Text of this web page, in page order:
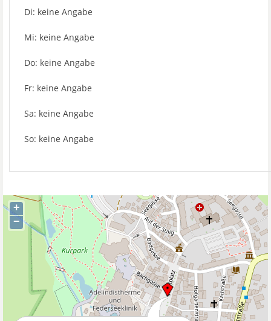
Di: keine Angabe
Mi: keine Angabe
Do: keine Angabe
Fr: keine Angabe
Sa: keine Angabe
So: keine Angabe